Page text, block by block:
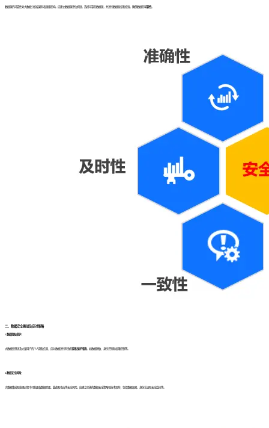
数据源的可靠性对大数据分析结果有着重要影响。应建立数据源评估机制，选择可靠的数据源，并进行数据验证和校验，确保数据的 可靠性
二、数据安全挑战及应对策略
1.数据隐私保护：
大数据处理涉及大量用户的个人隐私信息，应对数据进行有效的 隐私保护措施，如数据脱敏、身份识别和权限控制等。
2.数据安全风险：
大数据集成和处理过程中可能面临数据泄露、篡改和攻击等安全风险。应建立完善的数据安全策略和技术架构，包括数据加密、身份认证和安全监控等。